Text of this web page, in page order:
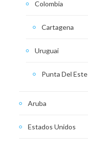
Colombia
Cartagena
Uruguai
Punta Del Este
Aruba
Estados Unidos